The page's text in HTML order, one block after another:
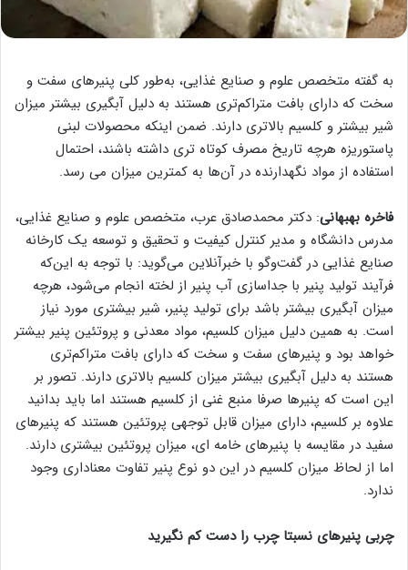
به گفته متخصص علوم و صنایع غذایی، به‌طور کلی پنیرهای سفت و
سخت که دارای بافت متراکم‌تری هستند به دلیل آبگیری بیشتر میزان
شیر بیشتر و کلسیم بالاتری دارند. ضمن اینکه محصولات لبنی
پاستوریزه هرچه تاریخ مصرف کوتاه تری داشته باشند، احتمال
استفاده از مواد نگهدارنده در آن‌ها به کمترین میزان می رسد.
فاخره بهبهانی: دکتر محمدصادق عرب، متخصص علوم و صنایع غذایی،
مدرس دانشگاه و مدیر کنترل کیفیت و تحقیق و توسعه یک کارخانه
صنایع غذایی در گفت‌وگو با خبرآنلاین می‌گوید: با توجه به این‌که
فرآیند تولید پنیر با جداسازی آب پنیر از لخته انجام می‌شود، هرچه
میزان آبگیری بیشتر باشد برای تولید پنیر، شیر بیشتری مورد نیاز
است. به همین دلیل میزان کلسیم، مواد معدنی و پروتئین پنیر بیشتر
خواهد بود و پنیرهای سفت و سخت که دارای بافت متراکم‌تری
هستند به دلیل آبگیری بیشتر میزان کلسیم بالاتری دارند. تصور بر
این است که پنیرها صرفا منبع غنی از کلسیم هستند اما باید بدانید
علاوه بر کلسیم، دارای میزان قابل توجهی پروتئین هستند که پنیرهای
سفید در مقایسه با پنیرهای خامه ای، میزان پروتئین بیشتری دارند.
اما از لحاظ میزان کلسیم در این دو نوع پنیر تفاوت معناداری وجود
ندارد.
چربی پنیرهای نسبتا چرب را دست کم نگیرید